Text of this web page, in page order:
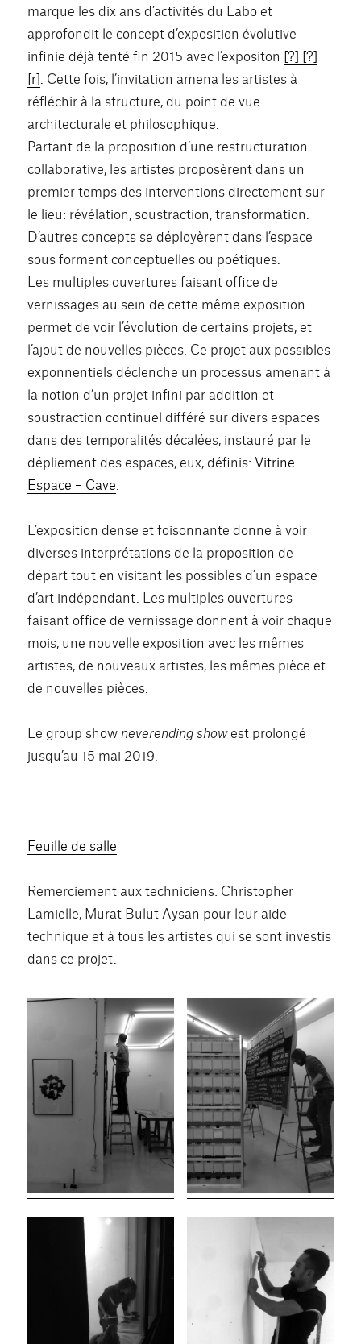
marque les dix ans d’activités du Labo et
approfondit le concept d’exposition évolutive
infinie déjà tenté fin 2015 avec l’expositon [?] [?]
[r] . Cette fois, l’invitation amena les artistes à
réfléchir à la structure, du point de vue
architecturale et philosophique.
Partant de la proposition d’une restructuration
collaborative, les artistes proposèrent dans un
premier temps des interventions directement sur
le lieu: révélation, soustraction, transformation.
D’autres concepts se déployèrent dans l’espace
sous forment conceptuelles ou poétiques.
Les multiples ouvertures faisant office de
vernissages au sein de cette même exposition
permet de voir l’évolution de certains projets, et
l’ajout de nouvelles pièces. Ce projet aux possibles
exponnentiels déclenche un processus amenant à
la notion d’un projet infini par addition et
soustraction continuel différé sur divers espaces
dans des temporalités décalées, instauré par le
dépliement des espaces, eux, définis:Vitrine –
Espace – Cave
L’exposition dense et foisonnante donne à voir
diverses interprétations de la proposition de
départ tout en visitant les possibles d’un espace
d’art indépendant. Les multiples ouvertures
faisant office de vernissage donnent à voir chaque
mois, une nouvelle exposition avec les mêmes
artistes, de nouveaux artistes, les mêmes pièce et
de nouvelles pièces.
Le group show neverending showest prolongé
jusqu’au 15 mai 2019.
Feuille de salle
Remerciement aux techniciens: Christopher
Lamielle, Murat Bulut Aysan pour leur aide
technique et à tous les artistes qui se sont investis
dans ce projet.